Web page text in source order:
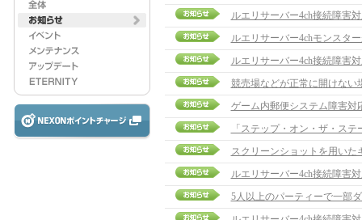
ルエリサーバー4ch接続障害
ルエリサーバー4chモンスタ
ルエリサーバー4ch接続障害
競売場などが正常に開けない
ゲーム内郵便システム障害対
「ステップ・オン・ザ・ス
スクリーンショットを用いた
ルエリサーバー4ch接続障害
5人以上のパーティーで一部